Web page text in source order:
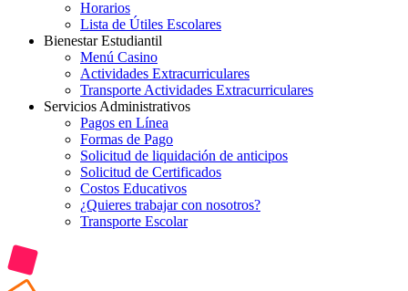
Horarios
Lista de Útiles Escolares
Bienestar Estudiantil
Menú Casino
Actividades Extracurriculares
Transporte Actividades Extracurriculares
Servicios Administrativos
Pagos en Línea
Formas de Pago
Solicitud de liquidación de anticipos
Solicitud de Certificados
Costos Educativos
¿Quieres trabajar con nosotros?
Transporte Escolar